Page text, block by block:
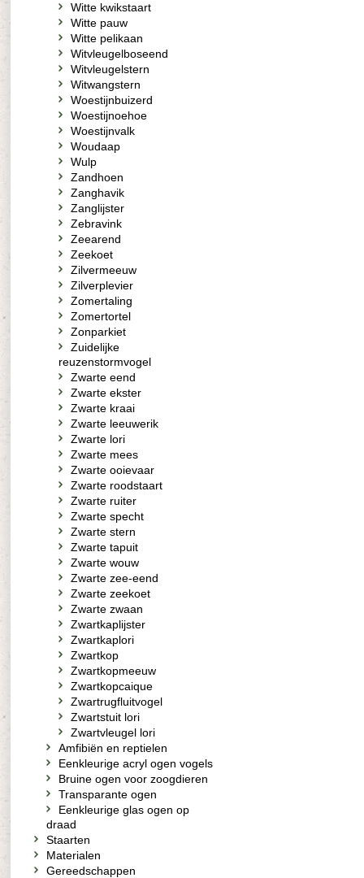
Witte kwikstaart
Witte pauw
Witte pelikaan
Witvleugelboseend
Witvleugelstern
Witwangstern
Woestijnbuizerd
Woestijnoehoe
Woestijnvalk
Woudaap
Wulp
Zandhoen
Zanghavik
Zanglijster
Zebravink
Zeearend
Zeekoet
Zilvermeeuw
Zilverplevier
Zomertaling
Zomertortel
Zonparkiet
Zuidelijke
reuzenstormvogel
Zwarte eend
Zwarte ekster
Zwarte kraai
Zwarte leeuwerik
Zwarte lori
Zwarte mees
Zwarte ooievaar
Zwarte roodstaart
Zwarte ruiter
Zwarte specht
Zwarte stern
Zwarte tapuit
Zwarte wouw
Zwarte zee-eend
Zwarte zeekoet
Zwarte zwaan
Zwartkaplijster
Zwartkaplori
Zwartkop
Zwartkopmeeuw
Zwartkopcaique
Zwartrugfluitvogel
Zwartstuit lori
Zwartvleugel lori
Amfibiën en reptielen
Eenkleurige acryl ogen vogels
Bruine ogen voor zoogdieren
Transparante ogen
Eenkleurige glas ogen op
draad
Staarten
Materialen
Gereedschappen